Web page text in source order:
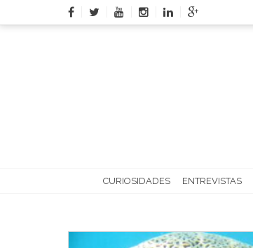
to
CURIOSIDADES ENTREVISTAS